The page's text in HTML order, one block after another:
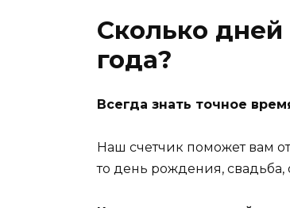
Сколько дней
года?
Всегда знать точное
Наш счетчик поможет вам
то день рождения, свадьба,